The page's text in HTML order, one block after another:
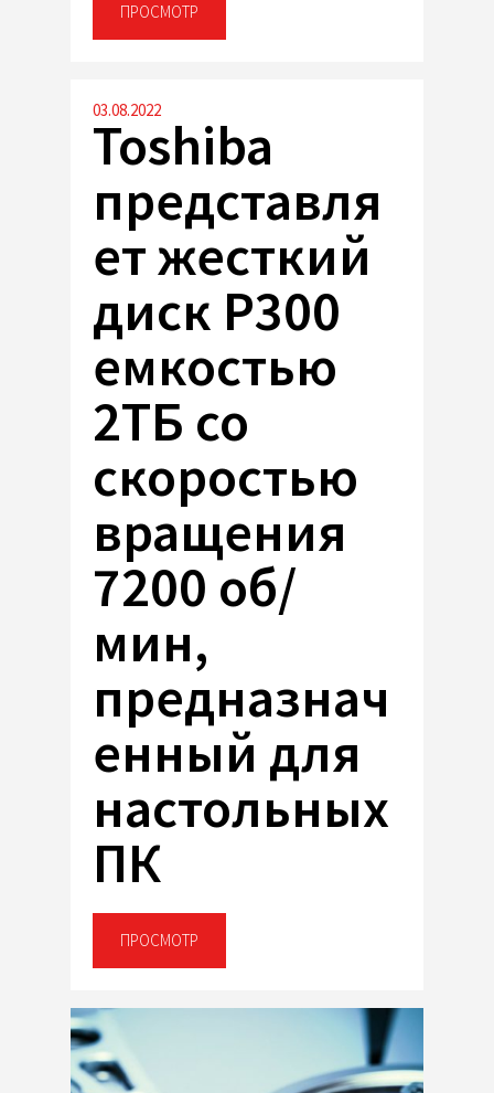
ПРОСМОТР
03.08.2022
Toshiba
представля
ет жесткий
диск P300
емкостью
2ТБ со
скоростью
вращения
7200 об/
мин,
предназнач
енный для
настольных
ПК
ПРОСМОТР